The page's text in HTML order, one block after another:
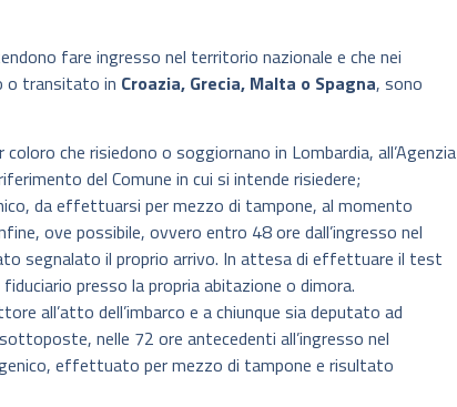
fare ingresso nel territorio nazionale e che nei
o transitato in Croazia, Grecia, Malta o Spagna, sono
che risiedono o soggiornano in Lombardia, all’Agenzia
del Comune in cui si intende risiedere;
da effettuarsi per mezzo di tampone, al momento
ove possibile, ovvero entro 48 ore dall’ingresso nel
segnalato il proprio arrivo. In attesa di effettuare il test
presso la propria abitazione o dimora.
all’atto dell’imbarco e a chiunque sia deputato ad
nelle 72 ore antecedenti all’ingresso nel
effettuato per mezzo di tampone e risultato